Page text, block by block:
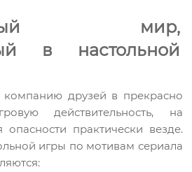
мир,
в настольной
компанию друзей в прекрасно
действительность, на
опасности практически везде.
игры по мотивам сериала